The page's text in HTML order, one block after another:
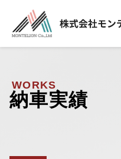
ホーム
選ばれる理由
WORKS
納車実績